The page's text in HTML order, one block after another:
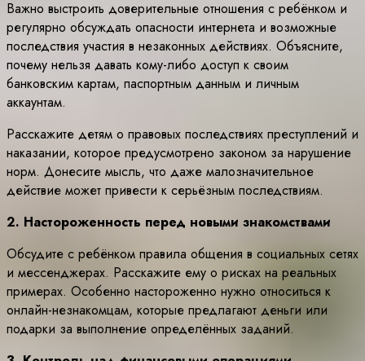
Важно выстроить доверительные отношения с ребёнком и
регулярно обсуждать опасности интернета и возможные
последствия участия в незаконных действиях. Объясните,
почему нельзя давать кому-либо доступ к своим
банковским картам, паспортным данным и личным
аккаунтам.
Расскажите детям о правовых последствиях преступлений и
наказании, которое предусмотрено законом за нарушение
норм. Донесите мысль, что даже малозначительное
действие может привести к серьёзным последствиям.
2. Настороженность перед новыми знакомствами
Обсудите с ребёнком правила общения в социальных сетях
и мессенджерах. Расскажите ему о рисках на реальных
примерах. Особенно настороженно нужно относиться к
онлайн-незнакомцам, которые предлагают деньги или
подарки за выполнение определённых заданий.